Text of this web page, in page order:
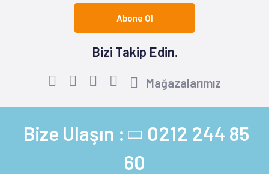
Abone Ol
Bizi Takip Edin.
Mağazalarımız
Bize Ulaşın : 0212 244 85
60